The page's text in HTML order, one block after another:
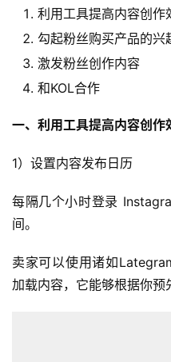
利用工具提高内容创作
勾起粉丝购买产品的兴
激发粉丝创作内容
和KOL合作
一、利用工具提高内容创作
1）设置内容发布日历
每隔几个小时登录
间。
卖家可以使用诸如
加载内容，它能够根据你预